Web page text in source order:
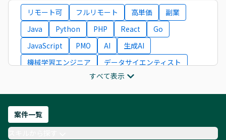
リモート可 フルリモート 高単価
副業
Java
Python PHP React
Go
JavaScript
PMO AI
生成AI
機械学習エンジニア
データサイエンティスト
ITコンサルタント
フロントエンドエンジニア
ネットワークエンジニア
AIエンジニア
Webデザイナー
すべて表示
案件一覧